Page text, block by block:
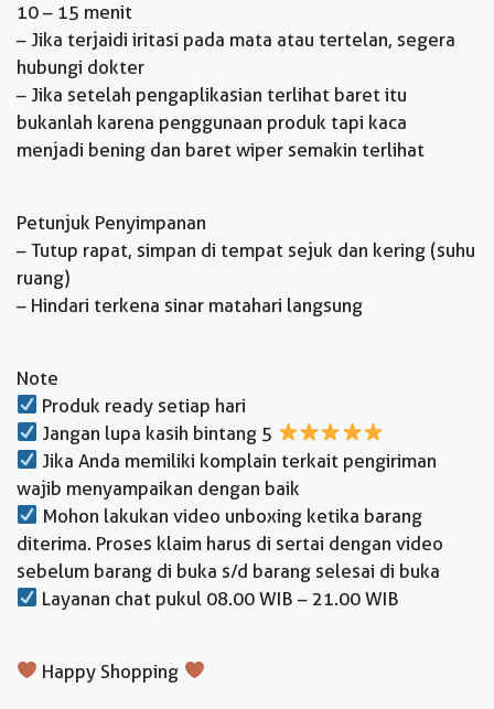
10 – 15 menit
– Jika terjaidi iritasi pada mata atau tertelan, segera
hubungi dokter
– Jika setelah pengaplikasian terlihat baret itu
bukanlah karena penggunaan produk tapi kaca
menjadi bening dan baret wiper semakin terlihat
Petunjuk Penyimpanan
– Tutup rapat, simpan di tempat sejuk dan kering (suhu
ruang)
– Hindari terkena sinar matahari langsung
Note
Produk ready setiap hari
Jangan lupa kasih bintang 5
Jika Anda memiliki komplain terkait pengiriman
wajib menyampaikan dengan baik
Mohon lakukan video unboxing ketika barang
diterima. Proses klaim harus di sertai dengan video
sebelum barang di buka s/d barang selesai di buka
Layanan chat pukul 08.00 WIB – 21.00 WIB
Happy Shopping